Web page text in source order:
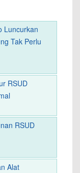
Luncurkan
Tak Perlu
RSUD
RSUD
Alat